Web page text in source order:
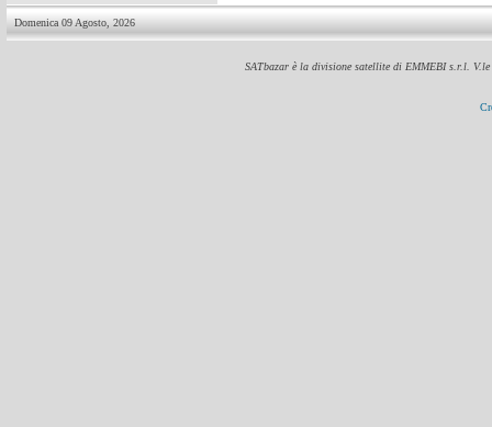
Domenica 09 Agosto, 2026
SATbazar è la divisione satellite di EMMEBI s.r.l.